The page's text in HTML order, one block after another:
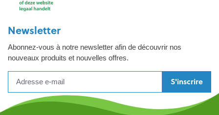
Newsletter
Abonnez-vous à notre newsletter afin de découvrir nos
nouveaux produits et nouvelles offres.
S'inscrire